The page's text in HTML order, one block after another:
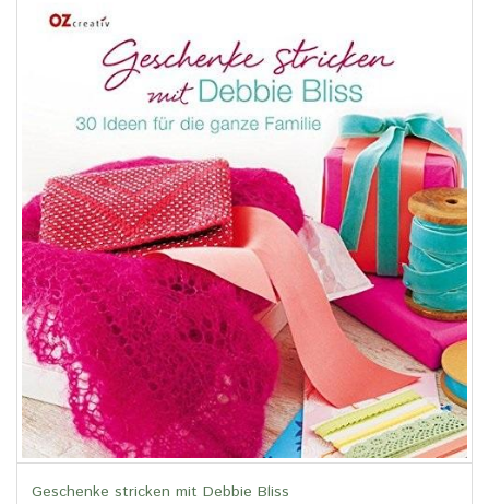
Geschenke stricken mit Debbie Bliss